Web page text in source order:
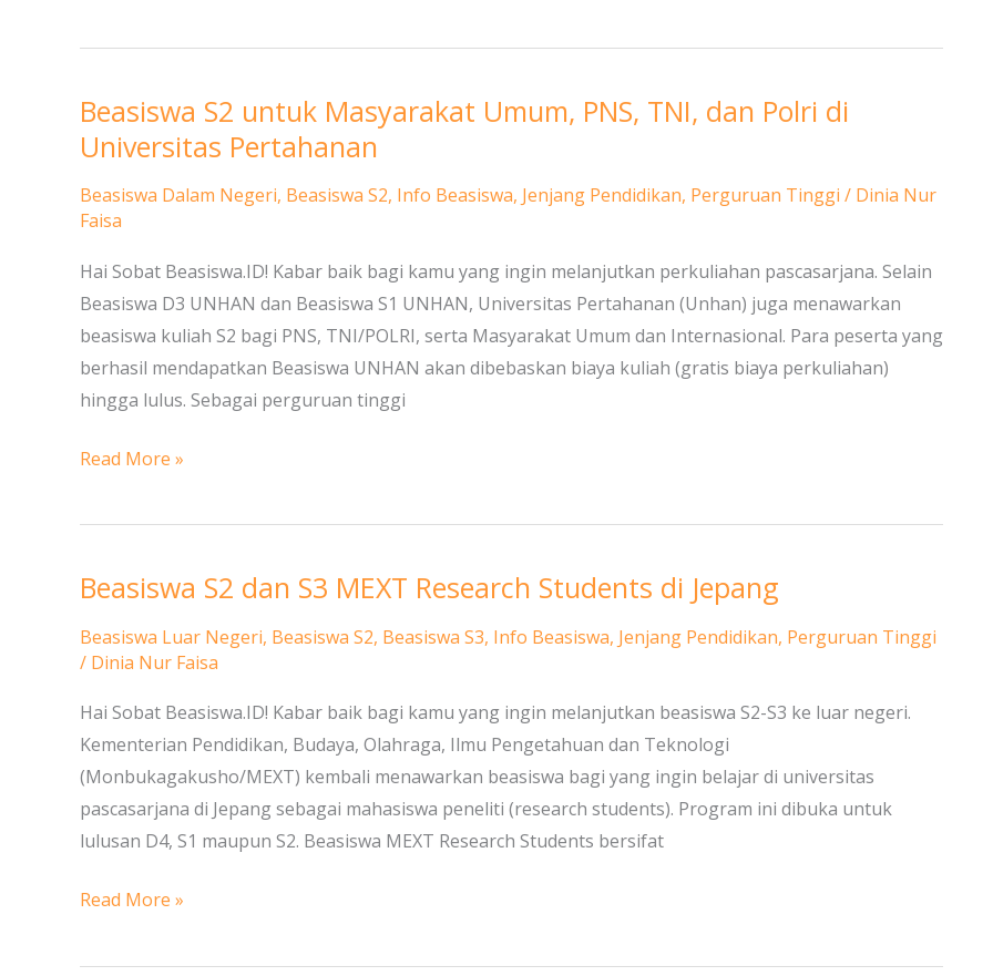
Beasiswa S2 untuk Masyarakat Umum, PNS, TNI, dan Polri di
Universitas Pertahanan
Beasiswa Dalam Negeri, Beasiswa S2, Info Beasiswa, Jenjang Pendidikan, Perguruan Tinggi / Dinia Nur
Faisa
Hai Sobat Beasiswa.ID! Kabar baik bagi kamu yang ingin melanjutkan perkuliahan pascasarjana. Selain
Beasiswa D3 UNHAN dan Beasiswa S1 UNHAN, Universitas Pertahanan (Unhan) juga menawarkan
beasiswa kuliah S2 bagi PNS, TNI/POLRI, serta Masyarakat Umum dan Internasional. Para peserta yang
berhasil mendapatkan Beasiswa UNHAN akan dibebaskan biaya kuliah (gratis biaya perkuliahan)
hingga lulus. Sebagai perguruan tinggi
Beasiswa
S2
Masyarakat
PNS,
TNI,
dan
Polri
di
Pertahanan
Read More »
Beasiswa S2 dan S3 MEXT Research Students di Jepang
Beasiswa Luar Negeri, Beasiswa S2, Beasiswa S3, Info Beasiswa, Jenjang Pendidikan, Perguruan Tinggi
/ Dinia Nur Faisa
Hai Sobat Beasiswa.ID! Kabar baik bagi kamu yang ingin melanjutkan beasiswa S2-S3 ke luar negeri.
Kementerian Pendidikan, Budaya, Olahraga, Ilmu Pengetahuan dan Teknologi
(Monbukagakusho/MEXT) kembali menawarkan beasiswa bagi yang ingin belajar di universitas
pascasarjana di Jepang sebagai mahasiswa peneliti (research students). Program ini dibuka untuk
lulusan D4, S1 maupun S2. Beasiswa MEXT Research Students bersifat
Beasiswa
dan
MEXT
Research
Students
di
Jepang
Read More »